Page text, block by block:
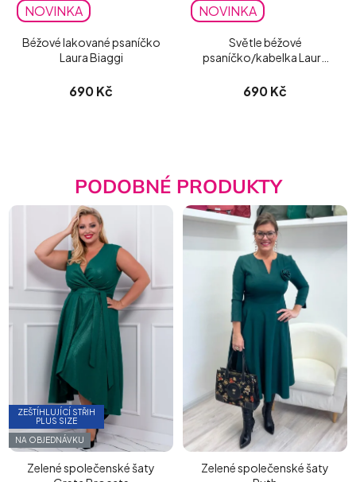
NOVINKA
Béžové lakované psaníčko
Laura Biaggi
690 Kč
NOVINKA
Světle béžové
psaníčko/kabelka Laura
690 Kč
PODOBNÉ PRODUKTY
ZEŠTÍHLUJÍCÍ STŘIH
PLUS SIZE
NA OBJEDNÁVKU
Zelené společenské šaty
Zelené společenské šaty